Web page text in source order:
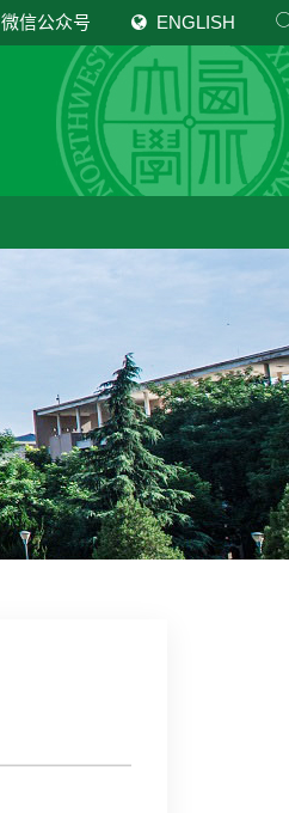
微信公众号 ENGLISH